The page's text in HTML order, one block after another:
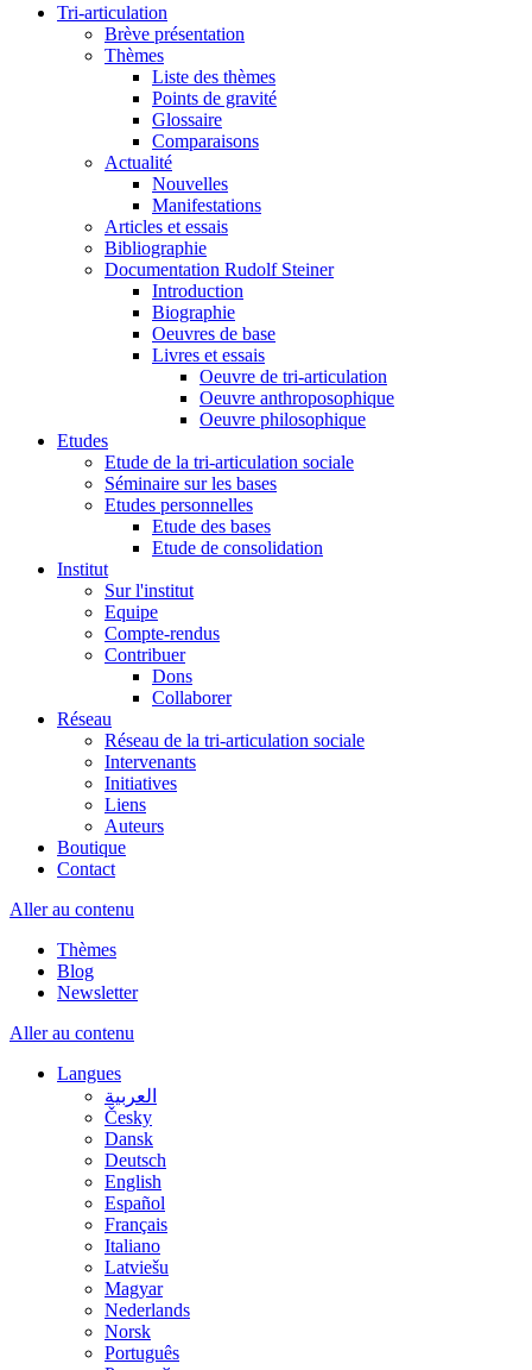
Tri-articulation
Brève présentation
Thèmes
Liste des thèmes
Points de gravité
Glossaire
Comparaisons
Actualité
Nouvelles
Manifestations
Articles et essais
Bibliographie
Documentation Rudolf Steiner
Introduction
Biographie
Oeuvres de base
Livres et essais
Oeuvre de tri-articulation
Oeuvre anthroposophique
Oeuvre philosophique
Etudes
Etude de la tri-articulation sociale
Séminaire sur les bases
Etudes personnelles
Etude des bases
Etude de consolidation
Institut
Sur l'institut
Equipe
Compte-rendus
Contribuer
Dons
Collaborer
Réseau
Réseau de la tri-articulation sociale
Intervenants
Initiatives
Liens
Auteurs
Boutique
Contact
Aller au contenu
Thèmes
Blog
Newsletter
Aller au contenu
Langues
العربية
Česky
Dansk
Deutsch
English
Español
Français
Italiano
Latviešu
Magyar
Nederlands
Norsk
Português